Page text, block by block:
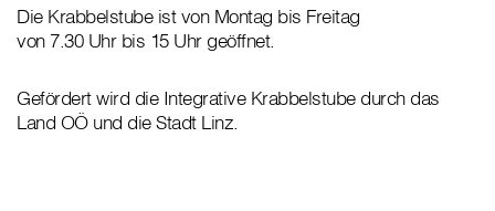
Die Krabbelstube ist von Montag bis Freitag
von 7.30 Uhr bis 15 Uhr geöffnet.
Gefördert wird die Integrative Krabbelstube durch das
Land OÖ und die Stadt Linz.